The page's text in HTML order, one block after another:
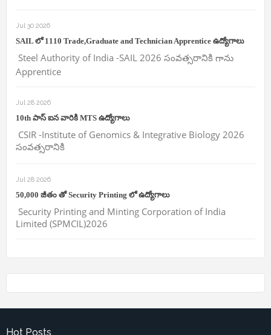
Jul 30 2026
SAIL లో 1110 Trade,Graduate and Technician Apprentice ఉద్యోగాలు
Steel Authority of India -SAIL 2026 సంవత్సరానికి గాను
Apprentice
Jul 28 2026
10th పాస్ ఐన వారికి MTS ఉద్యోగాలు
CSIR -Institute of Genomics & Integrative Biology 2026
సంవత్సరానికి
Jul 28 2026
50,000 జీతం తో Security Printing లో ఉద్యోగాలు
Security Printing and Minting Corporation of India
Limited (SPMCIL)2026
Hot Posts